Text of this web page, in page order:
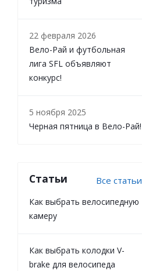
22 февраля 2026
Вело-Рай и футбольная
лига SFL объявляют
конкурс!
5 ноября 2025
Черная пятница в Вело-Рай!
Статьи Все статьи
Как выбрать велосипедную
камеру
Как выбрать колодки V-
brake для велосипеда
Туризм
Велоприцепы